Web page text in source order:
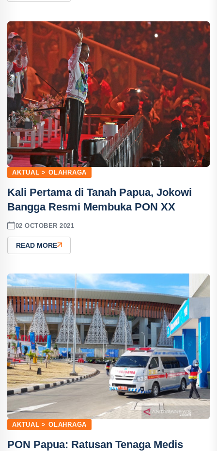
AKTUAL > OLAHRAGA
Kali Pertama di Tanah Papua, Jokowi
Bangga Resmi Membuka PON XX
02 OCTOBER 2021
READ MORE
AKTUAL > OLAHRAGA
PON Papua: Ratusan Tenaga Medis